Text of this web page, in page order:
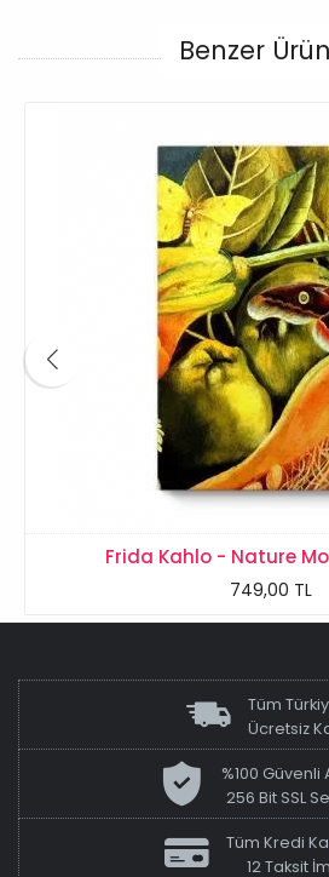
Benzer
Frida Kahlo - Nature
749,00 TL
Tüm
Ücretsiz
%100 Güvenli
256 Bit SSL
Tüm Kredi
12 Taksit